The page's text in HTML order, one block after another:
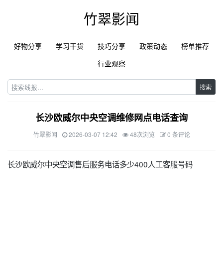
竹翠影闻
好物分享 学习干货 技巧分享 政策动态
榜单推荐
行业观察
搜索
长沙欧威尔中央空调维修网点电话查询
竹翠影闻 2026-03-07 12:42 48次浏览 0 条评论
长沙欧威尔中央空调售后服务电话多少400人工客服号码